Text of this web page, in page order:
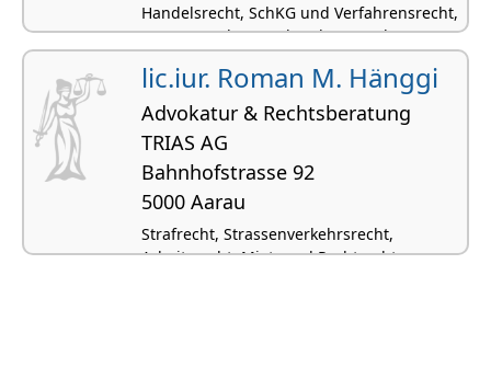
Handelsrecht, SchKG und Verfahrensrecht,
Vertragsrecht, Beurkundungsrecht,
Erbrecht
lic.iur. Roman M. Hänggi
Advokatur & Rechtsberatung
TRIAS AG
Bahnhofstrasse 92
5000 Aarau
Strafrecht, Strassenverkehrsrecht,
Arbeitsrecht, Miet- und Pachtrecht,